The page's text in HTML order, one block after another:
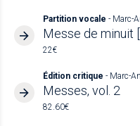
Partition vocale - Marc-
Messe de minuit
22€
Édition critique - Marc-
Messes, vol. 2
82.60€